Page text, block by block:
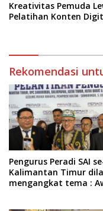
Kreativitas Pemuda
Pelatihan Konten
Rekomendasi
Pengurus Peradi SAI
Kalimantan Timur
mengangkat tema :